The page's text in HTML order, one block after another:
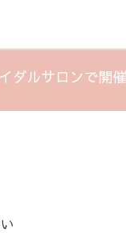
ルサロンで開催